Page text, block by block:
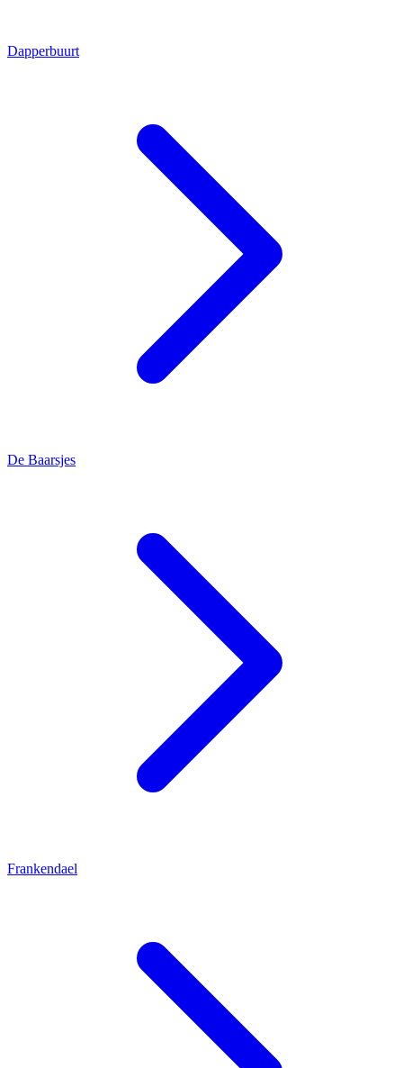
Dapperbuurt
De Baarsjes
Frankendael